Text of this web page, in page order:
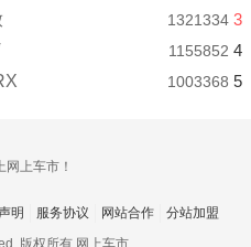
1321334
1155852
1003368
3
4
5
明 服务协议 网站合作
分站加盟
版权所有 网上车市